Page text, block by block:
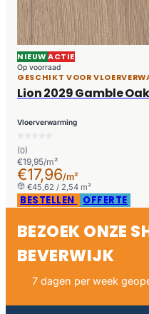
NIEUWACTIE
Op voorraad
GESCHIKT VOOR
Lion 2029 Gamble
Vloerverwarming
(0)
€19,95/m²
€17,96/m²
€45,62 / 2,54 m²
BESTELLEN OFFERTE
BEZOEK ONZE
BEVERWIJK
7 dagen per week